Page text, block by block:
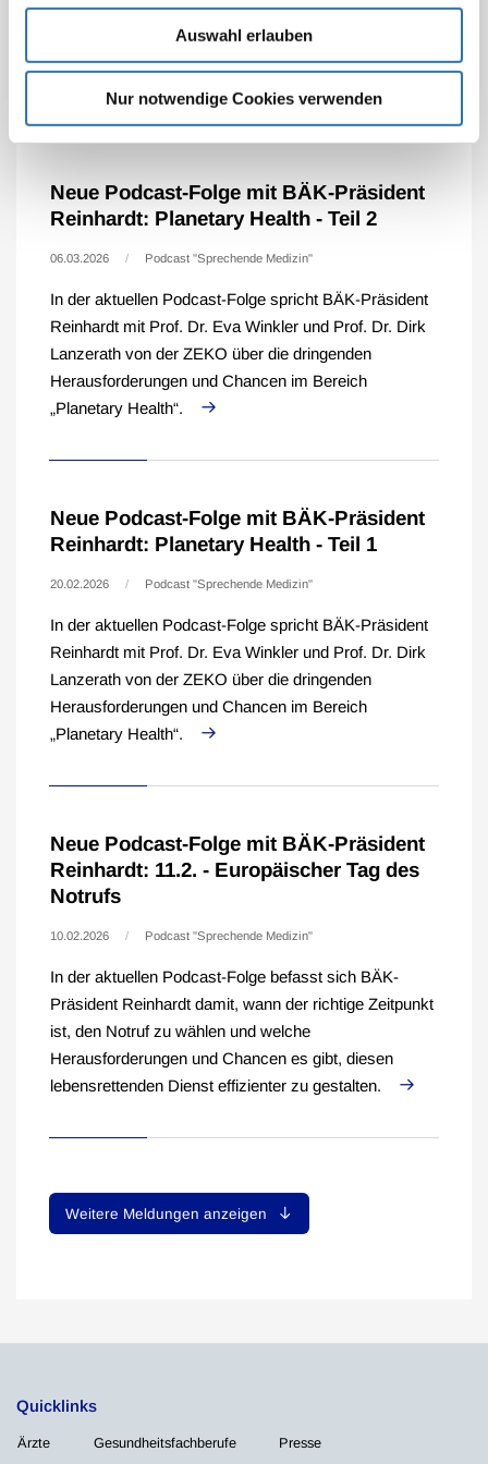
Auswahl erlauben
Nur notwendige Cookies verwenden
Appells "Ärztinnen und Ärzte für die Zuckersteuer",
Neue Podcast-Folge mit BÄK-Präsident
Reinhardt: Planetary Health - Teil 2
06.03.2026 Podcast "Sprechende Medizin"
In der aktuellen Podcast-Folge spricht BÄK-Präsident
Reinhardt mit Prof. Dr. Eva Winkler und Prof. Dr. Dirk
Lanzerath von der ZEKO über die dringenden
Herausforderungen und Chancen im Bereich
„Planetary Health“.
Neue Podcast-Folge mit BÄK-Präsident
Reinhardt: Planetary Health - Teil 1
20.02.2026 Podcast "Sprechende Medizin"
In der aktuellen Podcast-Folge spricht BÄK-Präsident
Reinhardt mit Prof. Dr. Eva Winkler und Prof. Dr. Dirk
Lanzerath von der ZEKO über die dringenden
Herausforderungen und Chancen im Bereich
„Planetary Health“.
Neue Podcast-Folge mit BÄK-Präsident
Reinhardt: 11.2. - Europäischer Tag des
Notrufs
10.02.2026 Podcast "Sprechende Medizin"
In der aktuellen Podcast-Folge befasst sich BÄK-
Präsident Reinhardt damit, wann der richtige Zeitpunkt
ist, den Notruf zu wählen und welche
Herausforderungen und Chancen es gibt, diesen
lebensrettenden Dienst effizienter zu gestalten.
Weitere Meldungen anzeigen
Quicklinks
Ärzte Gesundheitsfachberufe Presse